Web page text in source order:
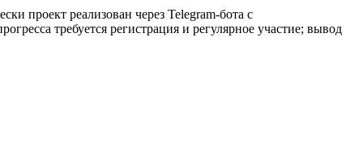
проект реализован через Telegram-бота с
требуется регистрация и регулярное участие; вывод